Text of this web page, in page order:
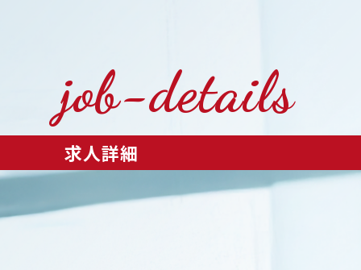
job-details
求人詳細